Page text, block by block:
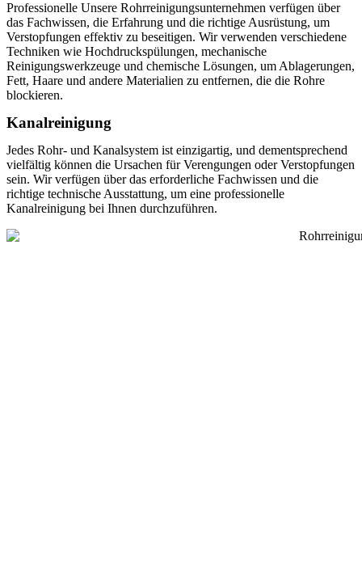
Professionelle Unsere Rohrreinigungsunternehmen verfügen über
das Fachwissen, die Erfahrung und die richtige Ausrüstung, um
Verstopfungen effektiv zu beseitigen. Wir verwenden verschiedene
Techniken wie Hochdruckspülungen, mechanische
Reinigungswerkzeuge und chemische Lösungen, um Ablagerungen,
Fett, Haare und andere Materialien zu entfernen, die die Rohre
blockieren.
Kanalreinigung
Jedes Rohr- und Kanalsystem ist einzigartig, und dementsprechend
vielfältig können die Ursachen für Verengungen oder Verstopfungen
sein. Wir verfügen über das erforderliche Fachwissen und die
richtige technische Ausstattung, um eine professionelle
Kanalreinigung bei Ihnen durchzuführen.